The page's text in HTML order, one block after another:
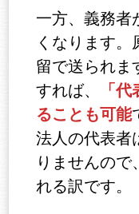
一方、義務者
くなります
留で送られま
すれば、
「
ることも可能
法人の代表者
りませんので
れる訳です。